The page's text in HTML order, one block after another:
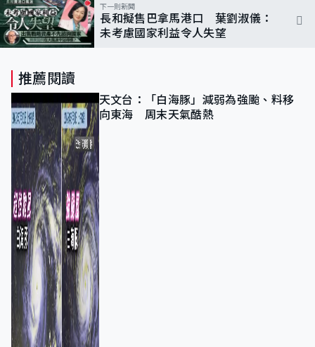
下一則新聞
長和擬售巴拿馬港口 葉劉淑儀：
未考慮國家利益令人失望
推薦閱讀
天文台：「白海豚」減弱為強颱、料移
向東海 周末天氣酷熱